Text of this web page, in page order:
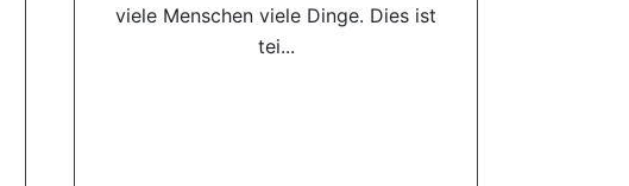
viele Menschen viele Dinge. Dies ist
tei...